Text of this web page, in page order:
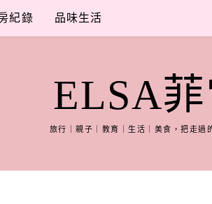
紀錄 品味生活
ELSA
旅行｜親子｜教育｜生活｜美食，把走過